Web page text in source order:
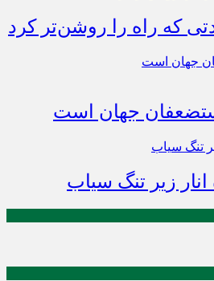
که راه را روشن‌تر کرد
جهان است
زیر تنگ سیاب